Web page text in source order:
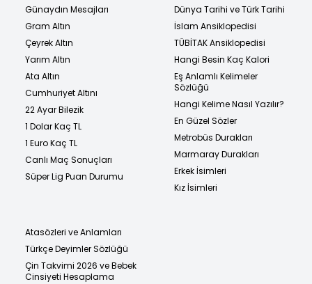
Günaydın Mesajları
Gram Altın
Çeyrek Altın
Yarım Altın
Ata Altın
Cumhuriyet Altını
22 Ayar Bilezik
1 Dolar Kaç TL
1 Euro Kaç TL
Canlı Maç Sonuçları
Süper Lig Puan Durumu
Dünya Tarihi ve Türk Tarihi
İslam Ansiklopedisi
TÜBİTAK Ansiklopedisi
Hangi Besin Kaç Kalori
Eş Anlamlı Kelimeler
Sözlüğü
Hangi Kelime Nasıl Yazılır?
En Güzel Sözler
Metrobüs Durakları
Marmaray Durakları
Erkek İsimleri
Kız İsimleri
Atasözleri ve Anlamları
Türkçe Deyimler Sözlüğü
Çin Takvimi 2026 ve Bebek
Cinsiyeti Hesaplama